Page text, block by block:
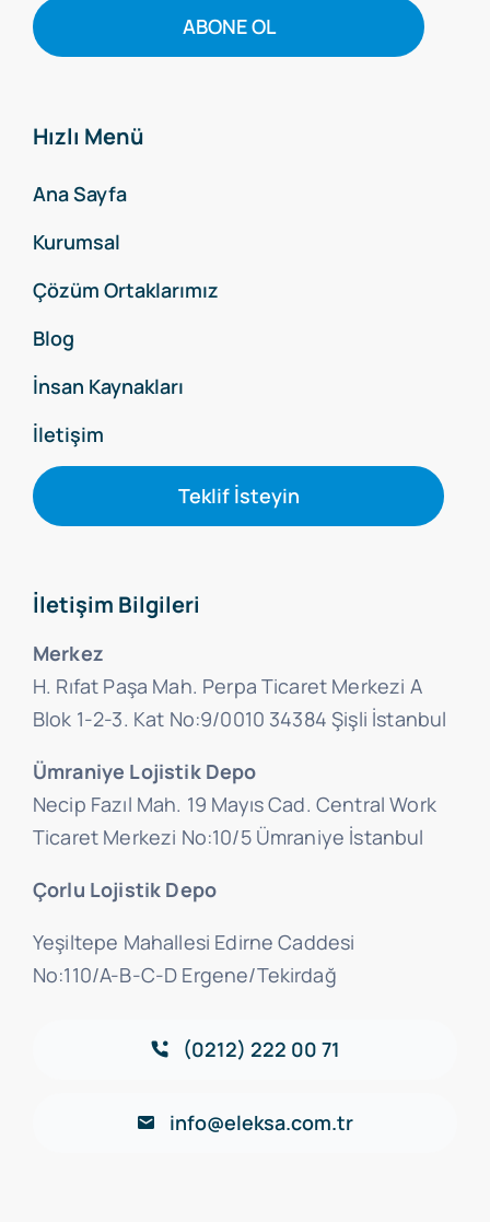
ABONE OL
Hızlı Menü
Ana Sayfa
Kurumsal
Çözüm Ortaklarımız
Blog
İnsan Kaynakları
İletişim
Teklif İsteyin
İletişim Bilgileri
Merkez
H. Rıfat Paşa Mah. Perpa Ticaret Merkezi A
Blok 1-2-3. Kat No:9/0010 34384 Şişli İstanbul
Ümraniye Lojistik Depo
Necip Fazıl Mah. 19 Mayıs Cad. Central Work
Ticaret Merkezi No:10/5 Ümraniye İstanbul
Çorlu Lojistik Depo
Yeşiltepe Mahallesi Edirne Caddesi
No:110/A-B-C-D Ergene/Tekirdağ
(0212) 222 00 71
info@eleksa.com.tr